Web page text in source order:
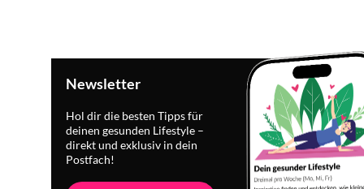
Newsletter
Hol dir die besten Tipps für
deinen gesunden Lifestyle –
direkt und exklusiv in dein
Postfach!